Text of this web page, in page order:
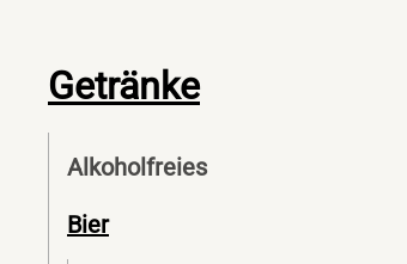
Getränke
Alkoholfreies
Bier